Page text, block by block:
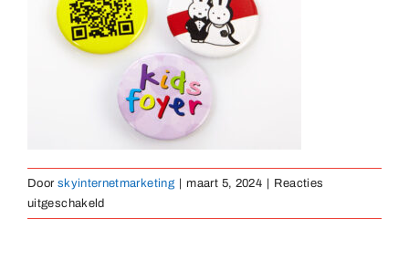
Magneten
Door skyinternetmarketing maart 5, 2024
Reacties
uitgeschakeldvoor
Button